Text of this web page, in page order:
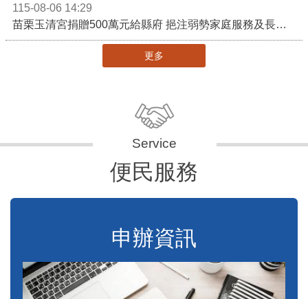
115-08-06 14:29
更多
便民服務
申辦資訊